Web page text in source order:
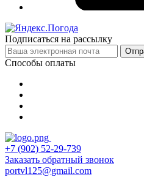
Подписаться на рассылку
Способы оплаты
+7 (902) 52-29-739
Заказать обратный звонок
portvl125@gmail.com